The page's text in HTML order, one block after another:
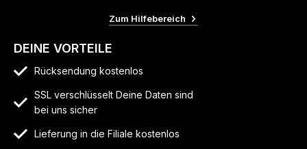
Zum Hilfebereich
DEINE VORTEILE
Rücksendung kostenlos
SSL verschlüsselt Deine Daten sind
bei uns sicher
Lieferung in die Filiale kostenlos